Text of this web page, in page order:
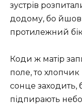
зустрів
додому, бо йшов
протилежний
Коди ж матір
поле, то
сонце заходить,
підпирають